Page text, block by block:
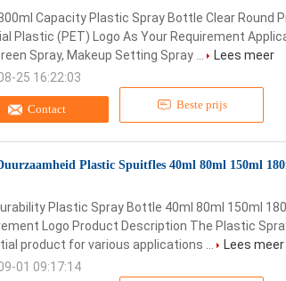
Contact Beste prijs
Capacity Plastic Spray Bottle Clear
Plastic (PET) Logo As Your Requirement
Spray, Makeup Setting Spray ...
Lees meer
25 16:22:03
Plastic Spuitfles 40ml 80ml 150ml
Plastic Spray Bottle 40ml 80ml 150ml
Logo Product Description The Plastic
product for various applications ...
Lees meer
01 09:17:14